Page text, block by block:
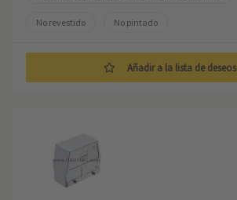
No revestido No pintado
Añadir a la lista de deseos